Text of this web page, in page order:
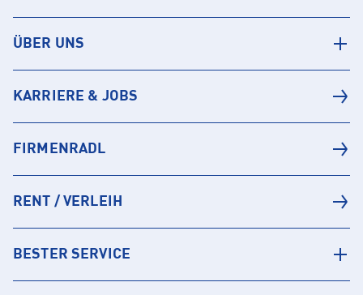
ÜBER UNS
KARRIERE & JOBS
FIRMENRADL
RENT / VERLEIH
BESTER SERVICE